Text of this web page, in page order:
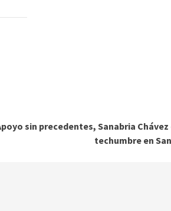
sin precedentes, Sanabria
techumbre en